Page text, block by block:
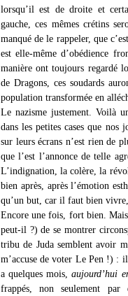
lorsqu’il est de droite et
gauche, ces mêmes crétins
manqué de le rappeler, que
est elle-même d’obédience
manière ont toujours regardé
de Dragons, ces soudards
population transformée en
Le nazisme justement. Voilà
dans les petites cases que nos
sur leurs écrans n’est rien de
que l’est l’annonce de telle
L’indignation, la colère, la
bien après, après l’émotion
qu’un but, car il faut bien
Encore une fois, fort bien.
peut-il ?) de se montrer
tribu de Juda semblent avoir
m’accuse de voter Le Pen !) :
a quelques mois,aujourd’hui
frappés, non seulement par